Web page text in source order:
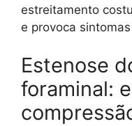
estreitamento
e provoca
Estenose
foraminal: